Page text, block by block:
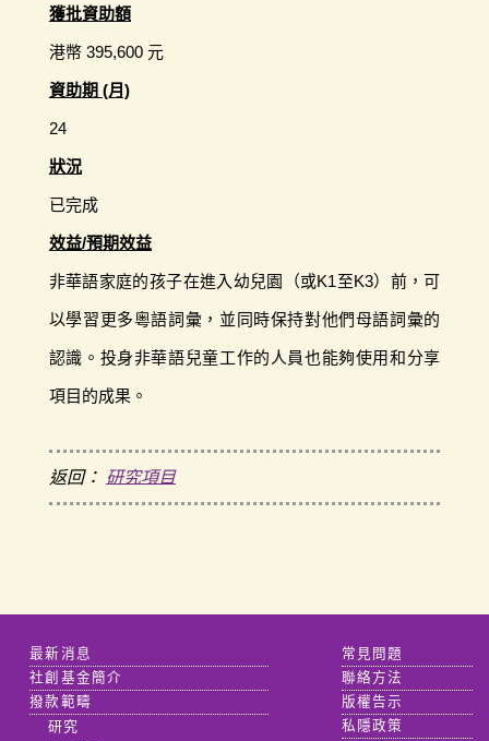
獲批資助額
港幣 395,600 元
資助期 (月)
24
狀況
已完成
效益/預期效益
非華語家庭的孩子在進入幼兒園（或K1至K3）前，可
以學習更多粵語詞彙，並同時保持對他們母語詞彙的
認識。投身非華語兒童工作的人員也能夠使用和分享
項目的成果。
返回： 研究項目
最新消息
社創基金簡介
撥款範疇
研究
常見問題
聯絡方法
版權告示
私隱政策